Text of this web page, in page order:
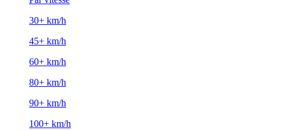
30+ km/h
45+ km/h
60+ km/h
80+ km/h
90+ km/h
100+ km/h